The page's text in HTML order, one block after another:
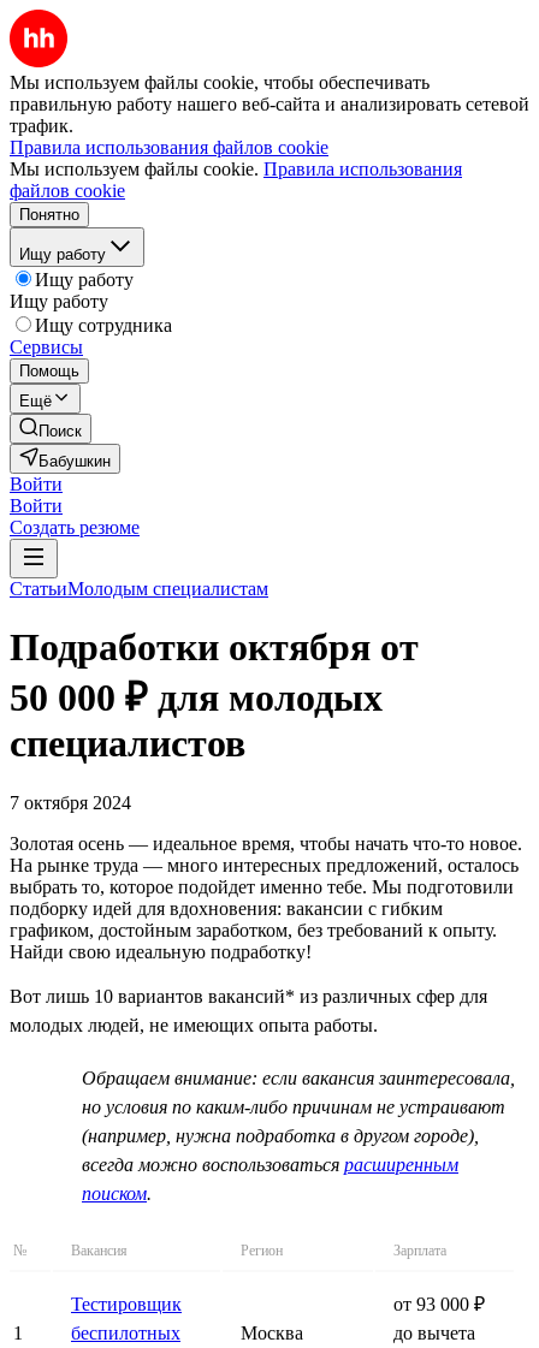
Мы используем файлы cookie, чтобы обеспечивать
правильную работу нашего веб-сайта и анализировать сетевой
трафик.
Правила использования файлов cookie
Мы используем файлы cookie. Правила использования
файлов cookie
Понятно
Ищу работу
Ищу работу
Ищу работу
Ищу сотрудника
Сервисы
Помощь
Ещё
Поиск
Бабушкин
Войти
Войти
Создать резюме
СтатьиМолодым специалистам
Подработки октября от
50 000 ₽ для молодых
специалистов
7 октября 2024
Золотая осень — идеальное время, чтобы начать что-то новое.
На рынке труда — много интересных предложений, осталось
выбрать то, которое подойдет именно тебе. Мы подготовили
подборку идей для вдохновения: вакансии с гибким
графиком, достойным заработком, без требований к опыту.
Найди свою идеальную подработку!
Вот лишь 10 вариантов вакансий* из различных сфер для
молодых людей, не имеющих опыта работы.
Обращаем внимание: если вакансия заинтересовала,
но условия по каким-либо причинам не устраивают
(например, нужна подработка в другом городе),
всегда можно воспользоваться расширенным
поиском.
№ Вакансия Регион Зарплата
1
Тестировщик
беспилотных
Москва
от 93 000 ₽
до вычета